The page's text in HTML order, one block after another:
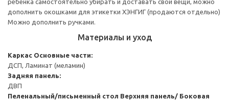
дополнить окошками для этикетки ХЭНГИГ (продаются отдельно)
Можно дополнить ручками.
Материалы и уход
Каркас Основные части:
ДСП, Ламинат (меламин)
Задняя панель:
ДВП
Пеленальный/письменный стол Верхняя панель/ Боковая